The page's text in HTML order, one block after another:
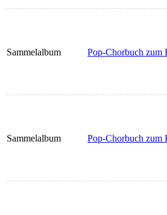
Sammelalbum Pop-Chorbuch zum
Sammelalbum Pop-Chorbuch zum